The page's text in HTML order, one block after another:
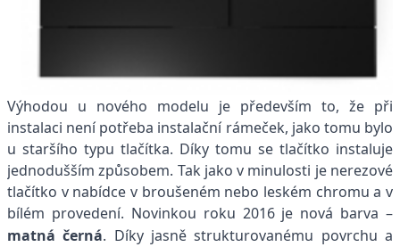
Výhodou u nového modelu je především to, že při
instalaci není potřeba instalační rámeček, jako tomu bylo
u staršího typu tlačítka. Díky tomu se tlačítko instaluje
jednodušším způsobem. Tak jako v minulosti je nerezové
tlačítko v nabídce v broušeném nebo leském chromu a v
bílém provedení. Novinkou roku 2016 je nová barva –
matná černá. Díky jasně strukturovanému povrchu a